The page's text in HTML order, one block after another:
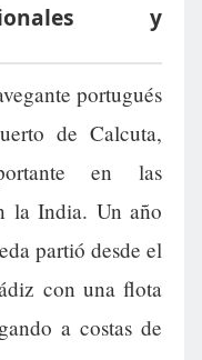
y
portugués
de Calcuta,
en las
la India. Un año
partió desde el
con una flota
a costas de